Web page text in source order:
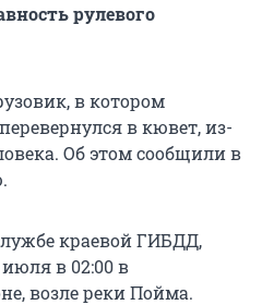
рулевого
в котором
в кювет, из-
Об этом сообщили в
краевой ГИБДД,
в 02:00 в
возле реки Пойма.